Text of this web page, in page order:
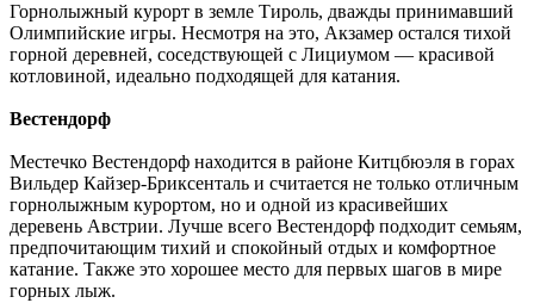
Горнолыжный курорт в земле Тироль, дважды принимавший
Олимпийские игры. Несмотря на это, Акзамер остался тихой
горной деревней, соседствующей с Лициумом — красивой
котловиной, идеально подходящей для катания.
Вестендорф
Местечко Вестендорф находится в районе Китцбюэля в горах
Вильдер Кайзер-Бриксенталь и считается не только отличным
горнолыжным курортом, но и одной из красивейших
деревень Австрии. Лучше всего Вестендорф подходит семьям,
предпочитающим тихий и спокойный отдых и комфортное
катание. Также это хорошее место для первых шагов в мире
горных лыж.